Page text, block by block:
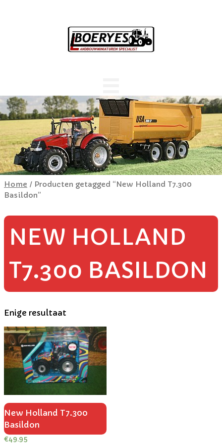
Home / Producten getagged “New Holland T7.300
Basildon”
NEW HOLLAND
T7.300 BASILDON
Enige resultaat
New Holland T7.300
Basildon
€49.95